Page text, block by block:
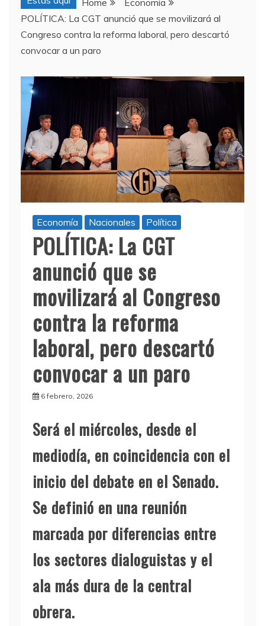
Home
Economía
POLÍTICA: La CGT anunció que se movilizará al
Congreso contra la reforma laboral, pero descartó
convocar a un paro
Economía Nacionales Política
POLÍTICA: La CGT
anunció que se
movilizará al Congreso
contra la reforma
laboral, pero descartó
convocar a un paro
6 febrero, 2026
Será el miércoles, desde el
mediodía, en coincidencia con el
inicio del debate en el Senado.
Se definió en una reunión
marcada por diferencias entre
los sectores dialoguistas y el
ala más dura de la central
obrera.